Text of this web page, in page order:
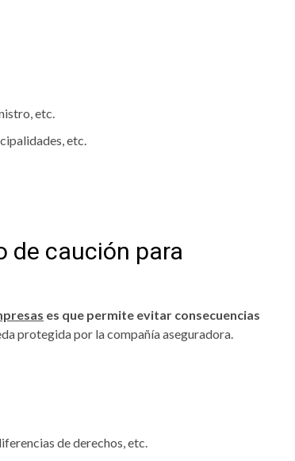
etc.
etc.
de caución para
es que permite evitar consecuencias
protegida por la compañía aseguradora.
de derechos, etc.